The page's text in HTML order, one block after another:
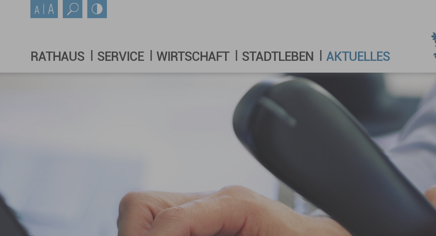
RATHAUS SERVICE WIRTSCHAFT STADTLEBEN AKTUELLES